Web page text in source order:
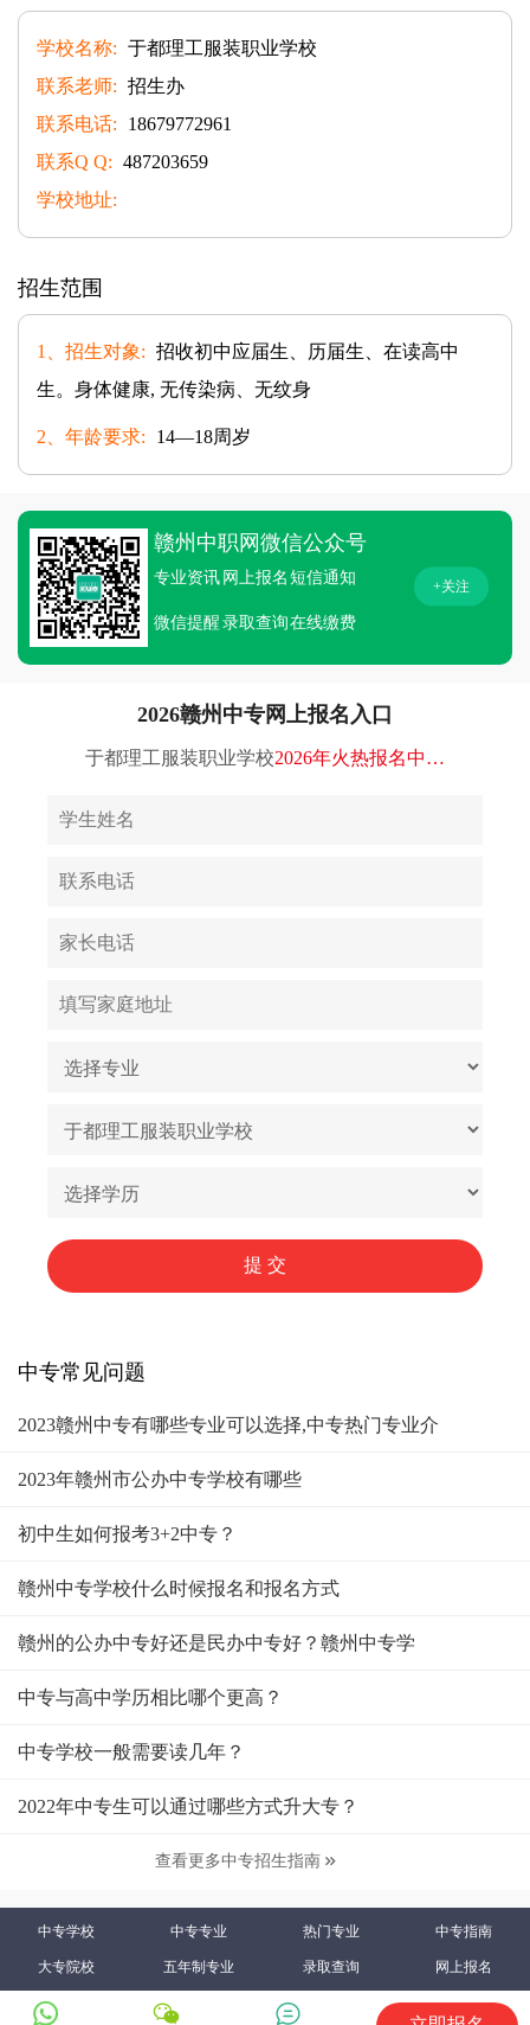
学校名称: 于都理工服装职业学校
联系老师: 招生办
联系电话:
18679772961
联系Q Q: 487203659
学校地址:
招生范围
1、招生对象: 招收初中应届生、历届生、在读高中
生。身体健康, 无传染病、无纹身
2、年龄要求: 14—18周岁
赣州中职网微信公众号
专业资讯 网上报名 短信通知
微信提醒 录取查询在线缴费
+关注
2026赣州中专网上报名入口
于都理工服装职业学校2026年火热报名中…
中专常见问题
2023赣州中专有哪些专业可以选择,中专热门专业介
2023年赣州市公办中专学校有哪些
初中生如何报考3+2中专？
赣州中专学校什么时候报名和报名方式
赣州的公办中专好还是民办中专好？赣州中专学
中专与高中学历相比哪个更高？
中专学校一般需要读几年？
2022年中专生可以通过哪些方式升大专？
查看更多中专招生指南 
中专学校 中专专业 热门专业 中专指南
大专院校 五年制专业 录取查询 网上报名